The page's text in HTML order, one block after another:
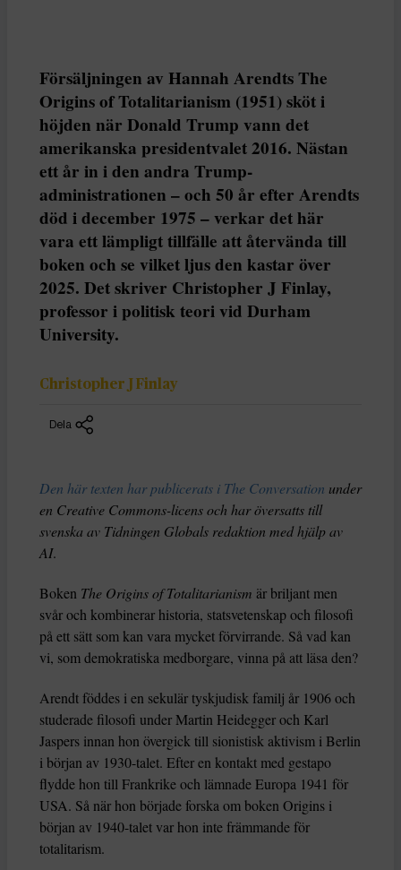
Försäljningen av Hannah Arendts The
Origins of Totalitarianism (1951) sköt i
höjden när Donald Trump vann det
amerikanska presidentvalet 2016. Nästan
ett år in i den andra Trump-
administrationen – och 50 år efter Arendts
död i december 1975 – verkar det här
vara ett lämpligt tillfälle att återvända till
boken och se vilket ljus den kastar över
2025. Det skriver Christopher J Finlay,
professor i politisk teori vid Durham
University.
Christopher J Finlay
Dela
Den här texten har publicerats i The Conversation under
en Creative Commons-licens och har översatts till
svenska av Tidningen Globals redaktion med hjälp av
AI.
Boken The Origins of Totalitarianism är briljant men
svår och kombinerar historia, statsvetenskap och filosofi
på ett sätt som kan vara mycket förvirrande. Så vad kan
vi, som demokratiska medborgare, vinna på att läsa den?
Arendt föddes i en sekulär tyskjudisk familj år 1906 och
studerade filosofi under Martin Heidegger och Karl
Jaspers innan hon övergick till sionistisk aktivism i Berlin
i början av 1930-talet. Efter en kontakt med gestapo
flydde hon till Frankrike och lämnade Europa 1941 för
USA. Så när hon började forska om boken Origins i
början av 1940-talet var hon inte främmande för
totalitarism.